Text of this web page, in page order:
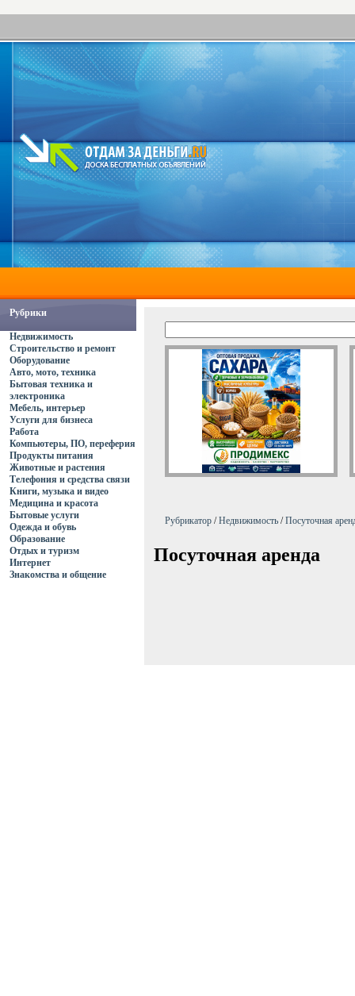
Рубрики
Недвижимость
Строительство и ремонт
Оборудование
Авто, мото, техника
Бытовая техника и
электроника
Мебель, интерьер
Услуги для бизнеса
Работа
Компьютеры, ПО, переферия
Продукты питания
Животные и растения
Телефония и средства связи
Книги, музыка и видео
Медицина и красота
Бытовые услуги
Одежда и обувь
Образование
Отдых и туризм
Интернет
Знакомства и общение
Рубрикатор /Недвижимость /Посуточная
Посуточная аренда